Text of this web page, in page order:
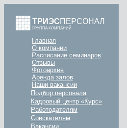
ТРИЭСПЕРСОНАЛ
ГРУППА КОМПАНИЙ
Главная
О компании
Расписание семинаров
Отзывы
Фотоархив
Аренда залов
Наши вакансии
Подбор персонала
Кадровый центр «Курс»
Работодателям
Соискателям
Вакансии